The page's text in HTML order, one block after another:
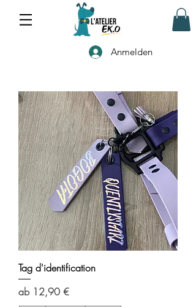
Anmelden
Tag d'identification
ab 12,90 €
Sale-Preis